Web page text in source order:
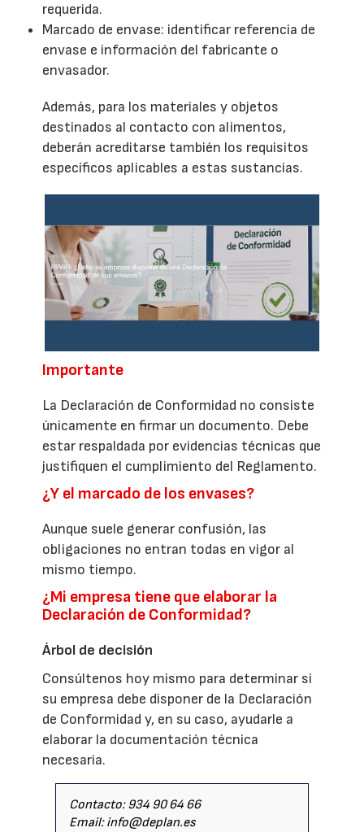
requerida.
Marcado de envase: identificar referencia de
envase e información del fabricante o
envasador.
Además, para los materiales y objetos
destinados al contacto con alimentos,
deberán acreditarse también los requisitos
específicos aplicables a estas sustancias.
Importante
La Declaración de Conformidad no consiste
únicamente en firmar un documento. Debe
estar respaldada por evidencias técnicas que
justifiquen el cumplimiento del Reglamento.
¿Y el marcado de los envases?
Aunque suele generar confusión, las
obligaciones no entran todas en vigor al
mismo tiempo.
¿Mi empresa tiene que elaborar la
Declaración de Conformidad?
Árbol de decisión
Consúltenos hoy mismo para determinar si
su empresa debe disponer de la Declaración
de Conformidad y, en su caso, ayudarle a
elaborar la documentación técnica
necesaria.
Contacto: 934 90 64 66
Email: info@deplan.es